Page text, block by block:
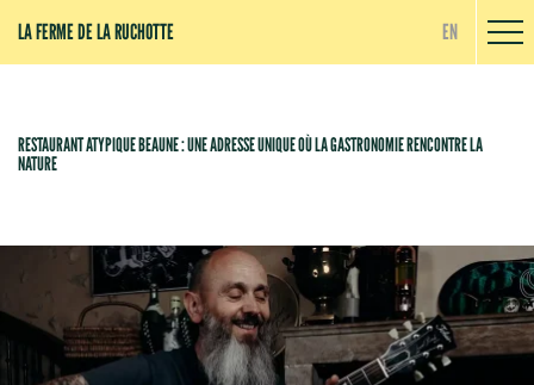
LA FERME DE LA RUCHOTTE EN
RESTAURANT ATYPIQUE BEAUNE : UNE ADRESSE UNIQUE OÙ LA GASTRONOMIE RENCONTRE LA
NATURE